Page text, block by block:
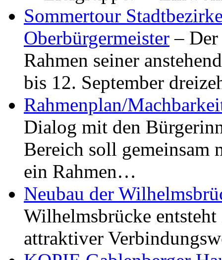
Sommertour
Oberbürgermeister –
Rahmen seiner
bis 12. September
Rahmenplan/
Dialog mit den
Bereich soll gemeinsam
ein Rahmen…
Neubau der
Wilhelmsbrücke
attraktiver